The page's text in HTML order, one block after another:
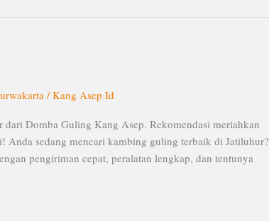
/Kang Asep Id
Domba Guling Kang Asep. Rekomendasi meriahkan
Anda sedang mencari kambing guling terbaik di Jatiluhur?
pengiriman cepat, peralatan lengkap, dan tentunya